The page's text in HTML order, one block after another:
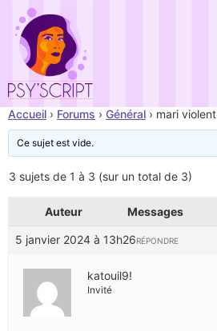
Accueil › Forums › Général › mari violent
Ce sujet est vide.
3 sujets de 1 à 3 (sur un total de 3)
Auteur Messages
5 janvier 2024 à 13h26RÉPONDRE
katouil9!
Invité